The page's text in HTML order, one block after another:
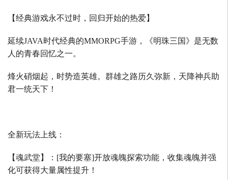
【经典游戏永不过时，回归开始的热爱】
延续JAVA时代经典的MMORPG手游，《明珠三国》是无数
人的青春回忆之一。
烽火硝烟起，时势造英雄。群雄之路历久弥新，天降神兵助
君一统天下！
全新玩法上线：
【魂武堂】： [我的要塞]开放魂魄探索功能，收集魂魄并强
化可获得大量属性提升！